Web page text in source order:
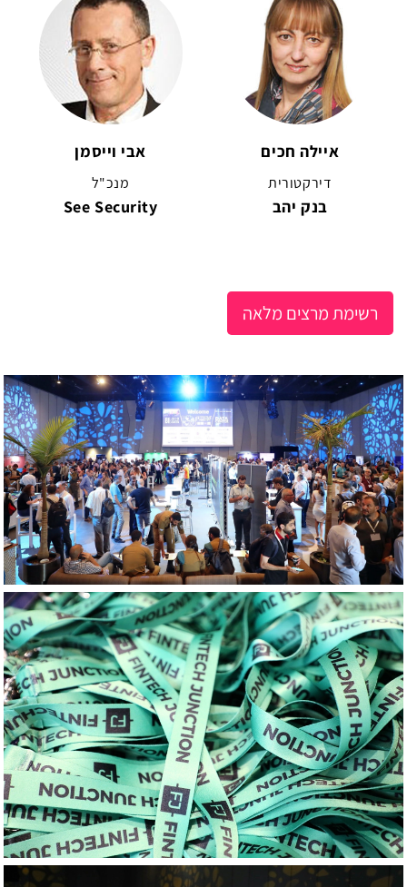
איילה חכים
דירקטורית
בנק יהב
אבי וייסמן
מנכ"ל
See Security
רשימת מרצים מלאה